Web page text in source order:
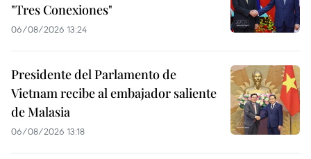
"Tres Conexiones"
06/08/2026 13:24
Presidente del Parlamento de
Vietnam recibe al embajador saliente
de Malasia
06/08/2026 13:18